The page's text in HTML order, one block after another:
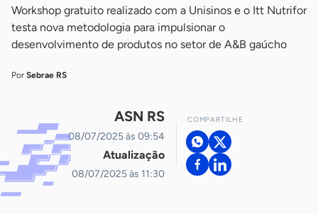
Workshop gratuito realizado com a Unisinos e o Itt Nutrifor
testa nova metodologia para impulsionar o
desenvolvimento de produtos no setor de A&B gaúcho
Por Sebrae RS
ASN RS
08/07/2025 às 09:54
Atualização
08/07/2025 às 11:30
COMPARTILHE